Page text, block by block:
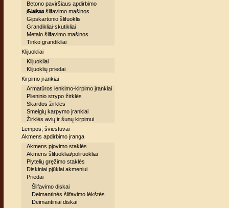
Betono paviršiaus apdirbimo
įrankiai
Glaisto šlifavimo mašinos
Gipskartonio šlifuoklis
Grandikliai-skutikliai
Metalo šlifavimo mašinos
Tinko grandikliai
Klijuokliai
Klijuokliai
Klijuoklių priedai
Kirpimo įrankiai
Armatūros lenkimo-kirpimo įrankiai
Plieninio strypo žirklės
Skardos žirklės
Smeigių karpymo įrankiai
Žirklės avių ir šunų kirpimui
Lempos, šviestuvai
Akmens apdirbimo įranga
Akmens pjovimo staklės
Akmens šlifuokliai/poliruokliai
Plytelių gręžimo staklės
Diskiniai pjūklai akmeniui
Priedai
Šlifavimo diskai
Deimantinės šlifavimo lėkštės
Deimantiniai diskai